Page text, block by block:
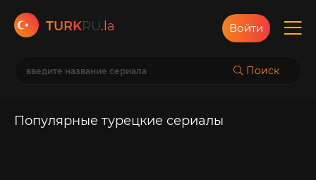
TURKRU.la
Поиск
Войти
Популярные турецкие сериалы